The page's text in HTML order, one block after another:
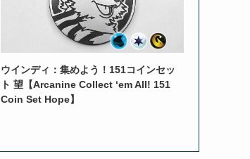
ウインディ：集めよう！151コインセッ
ト 望【Arcanine Collect ‘em All! 151
Coin Set Hope】